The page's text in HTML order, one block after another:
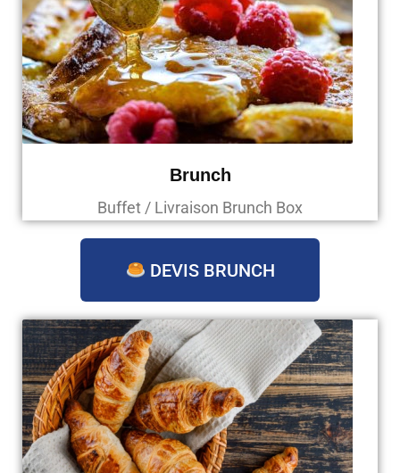
Brunch
Buffet / Livraison Brunch Box
DEVIS BRUNCH